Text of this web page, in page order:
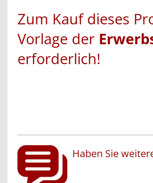
Zum Kauf dieses
Vorlage der
erforderlich!
Haben Sie